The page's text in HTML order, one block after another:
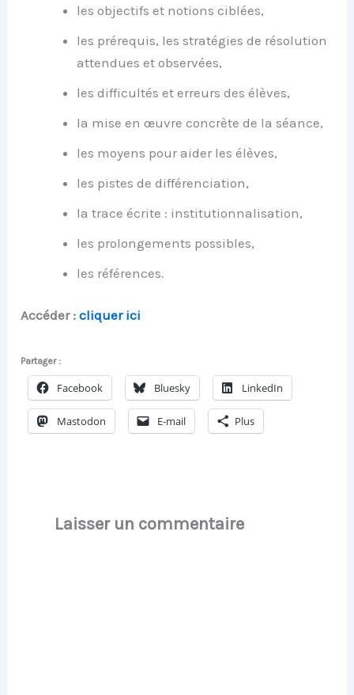
les objectifs et notions ciblées,
les prérequis, les stratégies de résolution
attendues et observées,
les difficultés et erreurs des élèves,
la mise en œuvre concrète de la séance,
les moyens pour aider les élèves,
les pistes de différenciation,
la trace écrite : institutionnalisation,
les prolongements possibles,
les références.
Accéder :cliquer ici
Partager :
Facebook Bluesky LinkedIn
Mastodon E-mail Plus
Laisser un commentaire